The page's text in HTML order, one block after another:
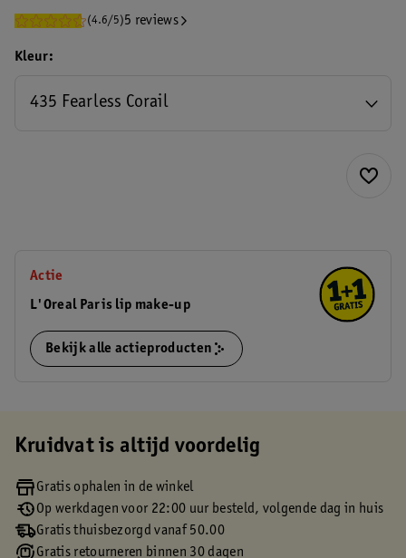
(4.6/5)5 reviews
Kleur
435 Fearless Corail
Actie
L'Oreal Paris lip make-up
Bekijk alle actieproducten
Kruidvat is altijd voordelig
Gratis ophalen in de winkel
Op werkdagen voor 22:00 uur besteld, volgende dag in huis
Gratis thuisbezorgd vanaf 50.00
Gratis retourneren binnen 30 dagen